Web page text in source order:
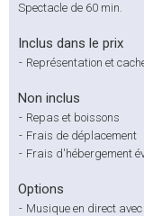
Spectacle de 60 min.
Inclus dans le prix
- Représentation et
Non inclus
- Repas et boissons
- Frais de déplacement
- Frais d'hébergement
Options
- Musique en direct